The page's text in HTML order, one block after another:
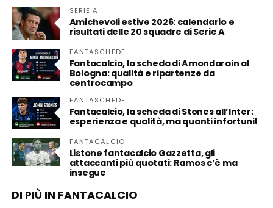
SERIE A
Amichevoli estive 2026: calendario e
risultati delle 20 squadre di Serie A
FANTASCHEDE
Fantacalcio, la scheda di Amondarain al
Bologna: qualità e ripartenze da
centrocampo
FANTASCHEDE
Fantacalcio, la scheda di Stones all’Inter:
esperienza e qualità, ma quanti infortuni!
FANTACALCIO
Listone fantacalcio Gazzetta, gli
attaccanti più quotati: Ramos c’è ma
insegue
DI PIÙ IN FANTACALCIO